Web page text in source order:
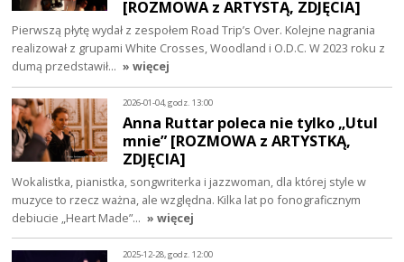
[ROZMOWA z ARTYSTĄ, ZDJĘCIA]
Pierwszą płytę wydał z zespołem Road Trip’s Over. Kolejne nagrania
realizował z grupami White Crosses, Woodland i O.D.C. W 2023 roku z
dumą przedstawił… » więcej
2026-01-04, godz. 13:00
Anna Ruttar poleca nie tylko „Utul
mnie” [ROZMOWA z ARTYSTKĄ,
ZDJĘCIA]
Wokalistka, pianistka, songwriterka i jazzwoman, dla której style w
muzyce to rzecz ważna, ale względna. Kilka lat po fonograficznym
debiucie „Heart Made”… » więcej
2025-12-28, godz. 12:00